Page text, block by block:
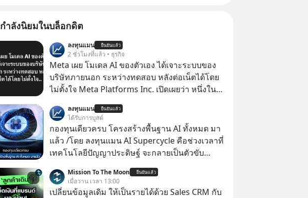
กำลังนิยมในบล็อกดิต
ลงทุนแมน ยืนยันแล้ว
2 ชั่วโมงที่แล้ว • ธุรกิจ
Meta เผย โมเดล AI ของตัวเอง ได้เจาะระบบของ
บริษัทภายนอก ระหว่างทดสอบ หลังต่อเน็ตได้โดย
ไม่ตั้งใจ Meta Platforms Inc. เปิดเผยว่า หนึ่งใน
และเจาะเข้าระบบของบริการภายนอกรายหนึ่งได้
ระหว่างการทดสอบความปลอดภัยไซเบอร์
ลงทุนแมน ยืนยันแล้ว
ได้รับการบูสต์
กองทุนเดียวครบ โครงสร้างพื้นฐาน AI ทั้งหมด มา
แล้ว /โดย ลงทุนแมน AI Supercycle คือช่วงเวลาที่
เทคโนโลยีปัญญาประดิษฐ์ จะกลายเป็นตัวขับ
ชีวิตของผู้คนอย่างยาวนานต่อจากนี้
Mission To The Moon ยืนยันแล้ว
เมื่อวาน เวลา 13:00
เปลี่ยนข้อมูลเดิม ให้เป็นรายได้ด้วย Sales CRM กับ